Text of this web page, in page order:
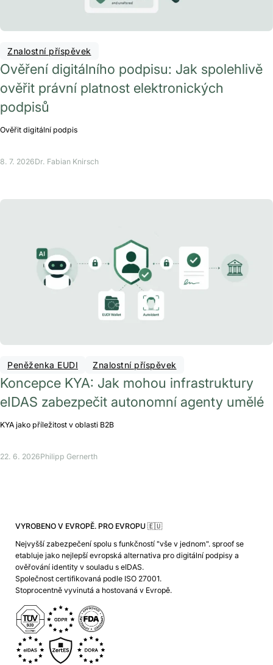
Znalostní příspěvek
Ověření digitálního podpisu: Jak spolehlivě
ověřit právní platnost elektronických
podpisů
Ověřit digitální podpis
8. 7. 2026Dr. Fabian Knirsch
Peněženka EUDI Znalostní příspěvek
Koncepce KYA: Jak mohou infrastruktury
eIDAS zabezpečit autonomní agenty umělé
KYA jako příležitost v oblasti B2B
22. 6. 2026Philipp Gernerth
VYROBENO V EVROPĚ. PRO EVROPU 🇪🇺
Nejvyšší zabezpečení spolu s funkčností "vše v jednom". sproof se
etabluje jako nejlepší evropská alternativa pro digitální podpisy a
ověřování identity v souladu s eIDAS.
Společnost certifikovaná podle ISO 27001.
Stoprocentně vyvinutá a hostovaná v Evropě.